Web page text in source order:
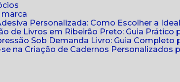
Personalizada: Como Escolher a
de Livros em Ribeirão Preto: Guia Prático
Sob Demanda Livro: Guia Completo
se na Criação de Cadernos Personalizados